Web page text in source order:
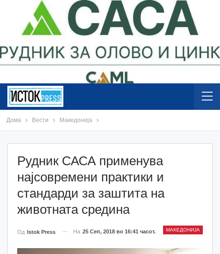
Дома Вести Македонија
Рудник САСА применува
најсовремени практики и
стандарди за заштита на
животната средина
МАКЕДОНИЈА
Од Istok Press На 25 Сеп, 2018 во 16:41 часот.